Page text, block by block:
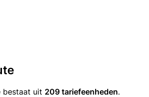
bestaat uit 209 tariefeenheden.